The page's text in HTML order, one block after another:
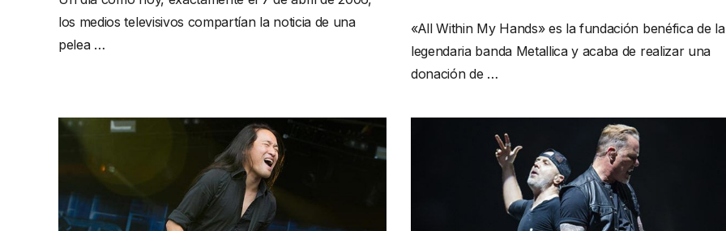
los medios televisivos compartían la noticia de una
pelea …
«All Within My Hands» es la fundación benéfica de la
legendaria banda Metallica y acaba de realizar una
donación de …